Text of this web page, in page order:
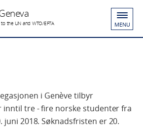
the UN and WTO/EFTA MENU
i Genève tilbyr
inntil tre - fire norske studenter fra
juni 2018. Søknadsfristen er 20.